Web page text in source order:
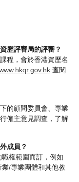
歷評審局的評審？
程，會於香港資歷名
查閱
的顧問委員會、專業
僱主意見調查，了解
成員？
權範圍而訂，例如
/專業團體和其他教